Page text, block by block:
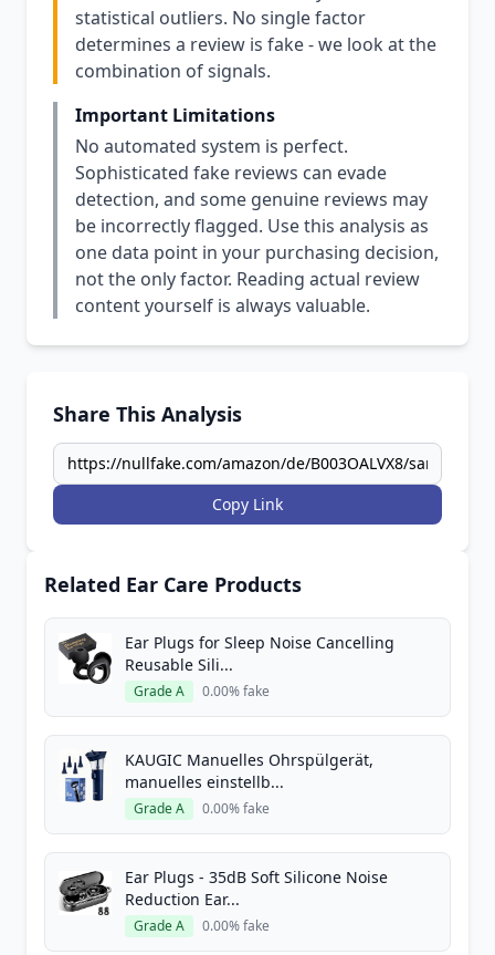
statistical outliers. No single factor
determines a review is fake - we look at the
combination of signals.
Important Limitations
No automated system is perfect.
Sophisticated fake reviews can evade
detection, and some genuine reviews may
be incorrectly flagged. Use this analysis as
one data point in your purchasing decision,
not the only factor. Reading actual review
content yourself is always valuable.
Share This Analysis
Copy Link
Related Ear Care Products
Ear Plugs for Sleep Noise Cancelling
Reusable Sili...
Grade A 0.00% fake
KAUGIC Manuelles Ohrspülgerät,
manuelles einstellb...
Grade A 0.00% fake
Ear Plugs - 35dB Soft Silicone Noise
Reduction Ear...
Grade A 0.00% fake